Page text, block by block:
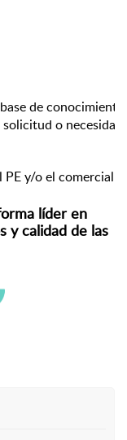
de
solicitud o
PE y/o el
líder en
y calidad de las